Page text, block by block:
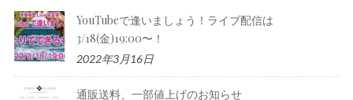
YouTubeで逢いましょう！ライブ配信は
3/18(金)19:00〜！
2022年3月16日
通販送料、一部値上げのお知らせ